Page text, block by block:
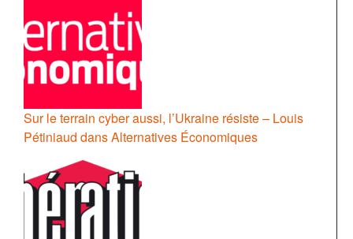
Sur le terrain cyber aussi, l’Ukraine résiste – Louis
Pétiniaud dans Alternatives Économiques